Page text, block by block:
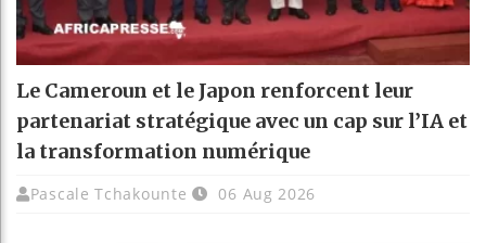
Le Cameroun et le Japon renforcent leur
partenariat stratégique avec un cap sur l’IA et
la transformation numérique
Pascale Tchakounte 06 Aug 2026